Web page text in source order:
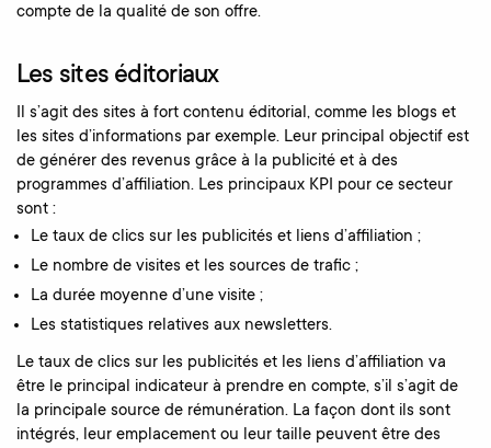
compte de la qualité de son offre.
Les sites éditoriaux
Il s’agit des sites à fort contenu éditorial, comme les blogs et
les sites d’informations par exemple. Leur principal objectif est
de générer des revenus grâce à la publicité et à des
programmes d’affiliation. Les principaux KPI pour ce secteur
sont :
Le taux de clics sur les publicités et liens d’affiliation ;
Le nombre de visites et les sources de trafic ;
La durée moyenne d’une visite ;
Les statistiques relatives aux newsletters.
Le taux de clics sur les publicités et les liens d’affiliation va
être le principal indicateur à prendre en compte, s’il s’agit de
la principale source de rémunération. La façon dont ils sont
intégrés, leur emplacement ou leur taille peuvent être des